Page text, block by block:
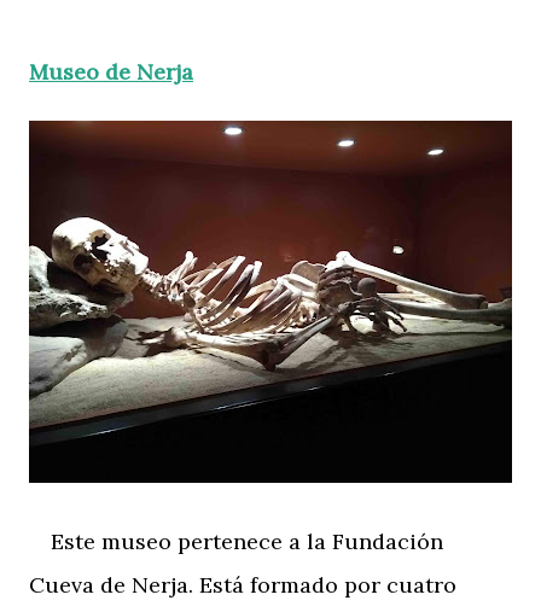
Museo de Nerja
Este museo pertenece a la Fundación
Cueva de Nerja. Está formado por cuatro